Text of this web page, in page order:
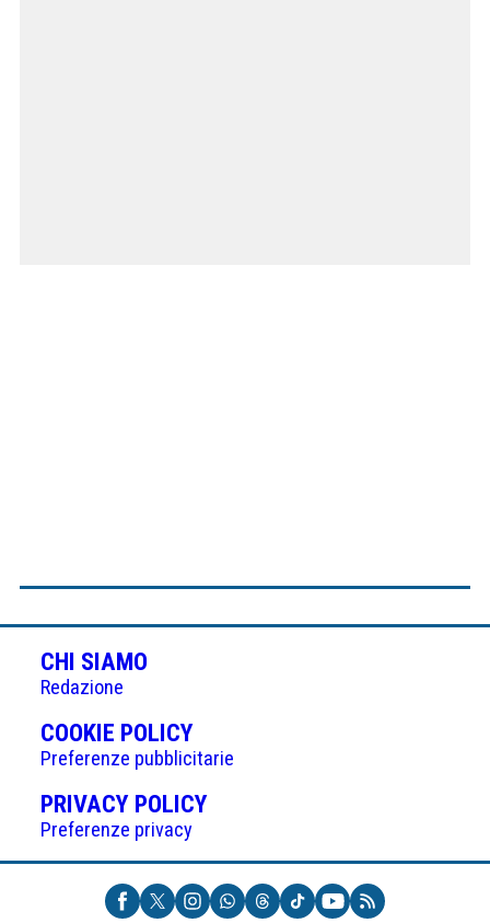
CHI SIAMO
Redazione
COOKIE POLICY(APRE
IN
UNA
NUOVA
Preferenze pubblicitarie
PRIVACY POLICY(APRE
UNA
NUOVA
SCHEDA)
Preferenze privacy